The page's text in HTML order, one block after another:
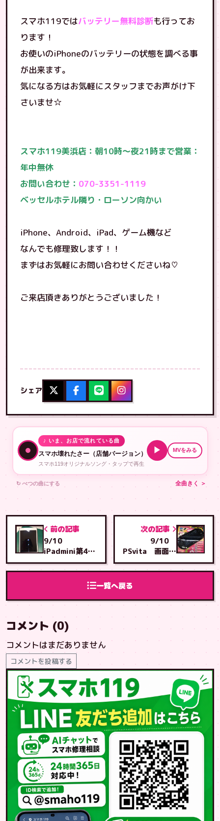
スマホ119ではバッテリー無料診断も行ってお
ります！
お使いのiPhoneのバッテリーの状態を調べる事
が出来ます。
気になる方はお気軽にスタッフまでお声がけ下
さいませ☆
スマホ119美浜店：朝10時〜夜21時まで営業：
年中無休
お問い合わせ： 070-3351-1119
ベッセルホテル隣り・ローソン向かい
iPhone、Android、iPad、ゲーム機など
なんでも修理致します！！
まずはお気軽にお問い合わせくださいね♡
ご来店頂きありがとうございました！
シェア
♪ いま、お店で流れている曲
スマホ壊れたさー（店舗バージョン）
スマホ119オリジナルソング・タップで再生
▶ MVをみる
↻ べつの曲にする 全曲きく ＞
前の記事
9/10
iPadmini第4世
代 復元成功
那覇市からとよ
み店へご来店
一覧へ戻る
次の記事
9/10
PSvita 画面交
換 沖縄市から
うるま店へご来
コメント (0)
コメントはまだありません
コメントを投稿する